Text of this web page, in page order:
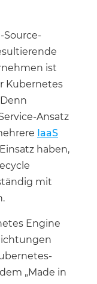
Source-
ist
Kubernetes
Ansatz
IaaS
haben,
mit
Engine
„Made in